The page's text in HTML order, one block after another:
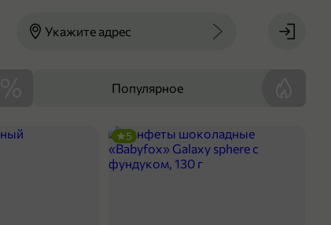
Укажите адрес
Популярное
5